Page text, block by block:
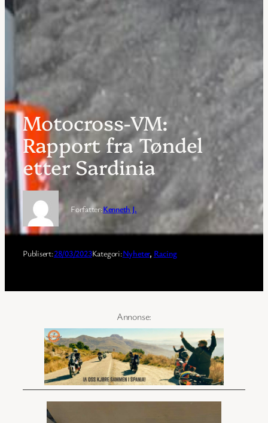
Motocross-VM:
Rapport fra Tøndel
etter Sardinia
Forfatter:Kenneth J.
Publisert:28/03/2023Kategori:Nyheter, Racing